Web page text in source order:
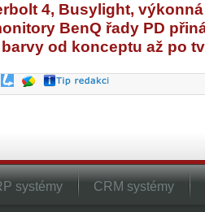
4, Busylight,
BenQ řady PD
od konceptu až po
systémy CRM systémy